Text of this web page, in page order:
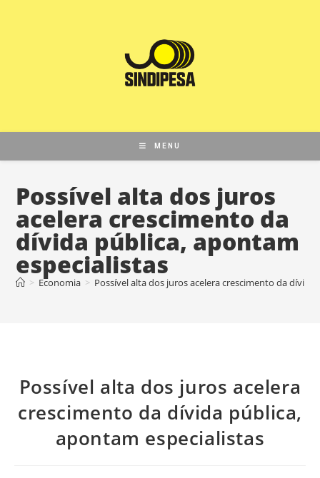
MENU
Possível alta dos juros
acelera crescimento da
dívida pública, apontam
especialistas
> Economia > Possível alta dos juros acelera crescimento da
Possível alta dos juros acelera
crescimento da dívida pública,
apontam especialistas